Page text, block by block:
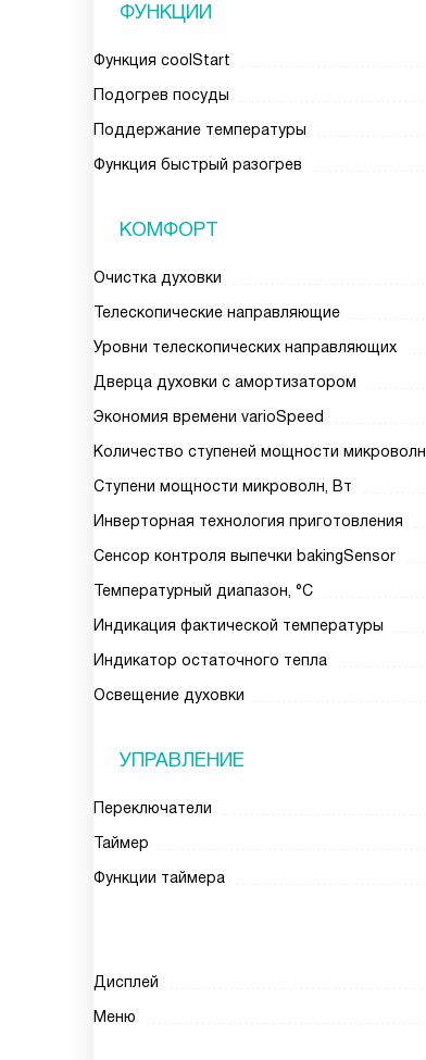
ФУНКЦИИ
Функция coolStart
Подогрев посуды
Поддержание температуры
Функция быстрый разогрев
КОМФОРТ
Очистка духовки
Телескопические направляющие
Уровни телескопических направляющих
Дверца духовки с амортизатором
Экономия времени varioSpeed
Количество ступеней мощности микроволн
Ступени мощности микроволн, Вт
Инверторная технология приготовления
Сенсор контроля выпечки bakingSensor
Температурный диапазон, °С
Индикация фактической температуры
Индикатор остаточного тепла
Освещение духовки
УПРАВЛЕНИЕ
Переключатели
Таймер
Функции таймера
Дисплей
Меню